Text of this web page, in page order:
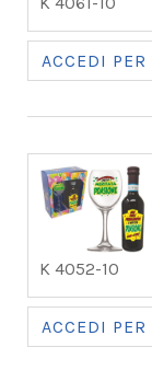
ACCEDI
K 4052-10
ACCEDI